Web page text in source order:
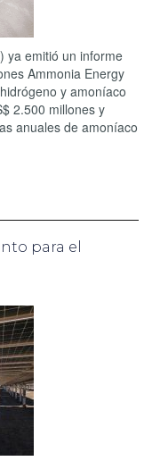
ya emitió un informe
Ammonia Energy
y amoníaco
2.500 millones y
anuales de amoníaco
para el